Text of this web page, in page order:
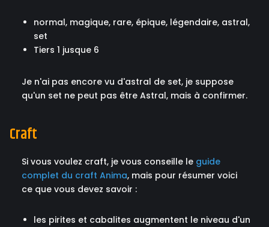
normal, magique, rare, épique, légendaire, astral,
set
Tiers 1 jusque 6
Je n'ai pas encore vu d'astral de set, je suppose
qu'un set ne peut pas être Astral, mais à confirmer.
Craft
Si vous voulez craft, je vous conseille le guide
complet du craft Anima, mais pour résumer voici
ce que vous devez savoir :
les pirites et cabalites augmentent le niveau d'un